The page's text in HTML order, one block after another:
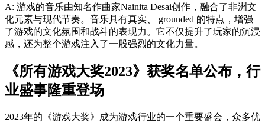
A: 游戏的音乐由知名作曲家Nainita Desai创作，融合了非洲文
化元素与现代节奏。音乐具有真实、 grounded 的特点，增强
了游戏的文化氛围和战斗的表现力。它不仅提升了玩家的沉浸
感，还为整个游戏注入了一股强烈的文化力量。
《所有游戏大奖2023》获奖名单公布，行
业盛事隆重登场
2023年的《游戏大奖》成为游戏行业的一个重要盛会，众多优